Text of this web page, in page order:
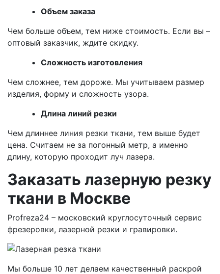
Объем заказа
Чем больше объем, тем ниже стоимость. Если вы –
оптовый заказчик, ждите скидку.
Сложность изготовления
Чем сложнее, тем дороже. Мы учитываем размер
изделия, форму и сложность узора.
Длина линий резки
Чем длиннее линия резки ткани, тем выше будет
цена. Считаем не за погонный метр, а именно
длину, которую проходит луч лазера.
Заказать лазерную резку
ткани в Москве
Profreza24 – московский круглосуточный сервис
фрезеровки, лазерной резки и гравировки.
Мы больше 10 лет делаем качественный раскрой